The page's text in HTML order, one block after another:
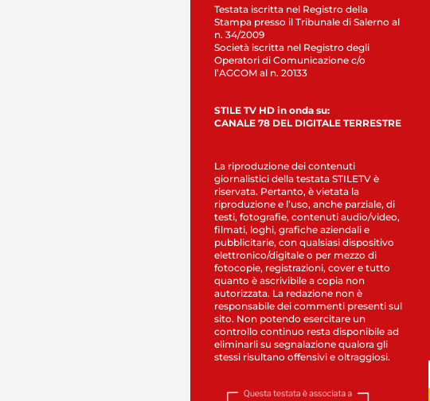
Testata iscritta nel Registro della
Stampa presso il Tribunale di Salerno al
n. 34/2009
Società iscritta nel Registro degli
Operatori di Comunicazione c/o
l’AGCOM al n. 20133
STILE TV HD in onda su:
CANALE 78 DEL DIGITALE TERRESTRE
La riproduzione dei contenuti
giornalistici della testata STILETV è
riservata. Pertanto, è vietata la
riproduzione e l’uso, anche parziale, di
testi, fotografie, contenuti audio/video,
filmati, loghi, grafiche aziendali e
pubblicitarie, con qualsiasi dispositivo
elettronico/digitale o per mezzo di
fotocopie, registrazioni, cover e tutto
quanto è ascrivibile a copia non
autorizzata. La redazione non è
responsabile dei commenti presenti sul
sito. Non potendo esercitare un
controllo continuo resta disponibile ad
eliminarli su segnalazione qualora gli
stessi risultano offensivi e oltraggiosi.